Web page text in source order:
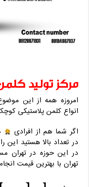
مرکز تولید
امروزه همه از این
انواع کلمن پلاستیکی
اگر شما هم از افرادی
در تعداد بالا هستید این
در این حوزه در تهران
تهران با بهترین قیمت